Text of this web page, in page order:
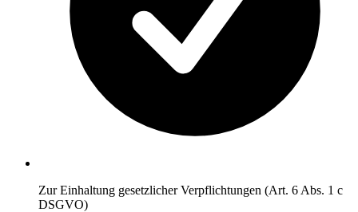
Zur Einhaltung gesetzlicher Verpflichtungen (Art. 6 Abs. 1 c
DSGVO)